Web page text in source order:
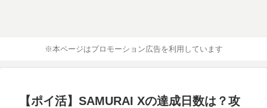
※本ページはプロモーション広告を利用しています
【ポイ活】SAMURAI Xの達成日数は？攻